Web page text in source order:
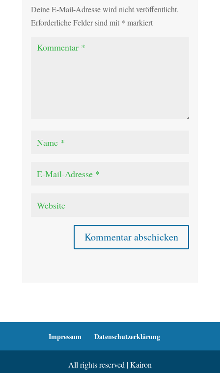
Deine E-Mail-Adresse wird nicht veröffentlicht.
Erforderliche Felder sind mit * markiert
Kommentar abschicken
Impressum Datenschutzerklärung
All rights reserved | Kairon